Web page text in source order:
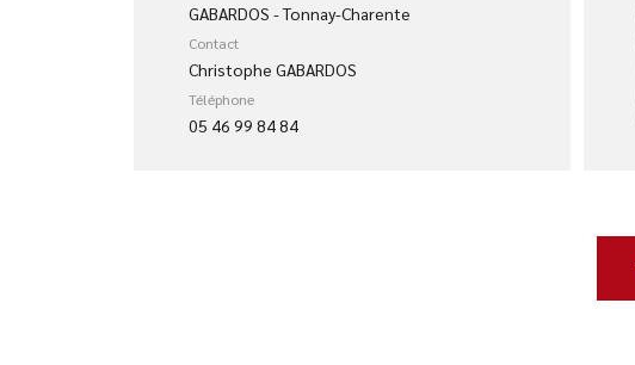
GABARDOS - Tonnay-Charente
Contact
Christophe GABARDOS
Téléphone
05 46 99 84 84